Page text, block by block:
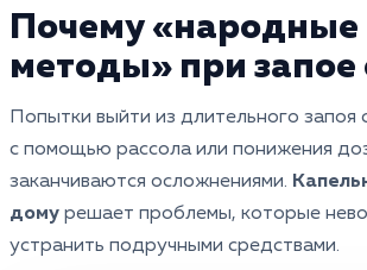
Почему «народные
методы» при запое
Попытки выйти из длительного запоя
с помощью рассола или понижения
заканчиваются осложнениями.
дому решает проблемы, которые
устранить подручными средствами.